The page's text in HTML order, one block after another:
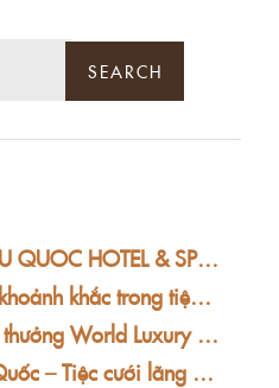
SEARCH
SEASHELLS PHU QUOC HOTEL & SPA CHIẾN THẲNG GIẢI WORLD LUXURY AWARDS 2025
Nâng niu từng khoảnh khắc trong tiệc cưới trọn vẹn tại Khách sạn Seashells Phú Quốc Hotel & Spa
Bình chọn Giải thưởng World Luxury Hotel Awards 2025
Seashells Phú Quốc – Tiệc cưới lãng mạn bên biển